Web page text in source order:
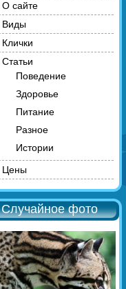
О сайте
Виды
Клички
Статьи
Поведение
Здоровье
Питание
Разное
Истории
Цены
Случайное фото